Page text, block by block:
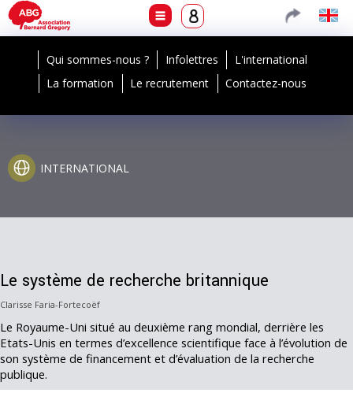
Qui sommes-nous ? Infolettres
L'international
La formation
Le recrutement Contactez-nous
INTERNATIONAL
Le système de recherche britannique
Clarisse Faria-Fortecoëf
Le Royaume-Uni situé au deuxième rang mondial, derrière les
Etats-Unis en termes d’excellence scientifique face à l’évolution de
son système de financement et d’évaluation de la recherche
publique.